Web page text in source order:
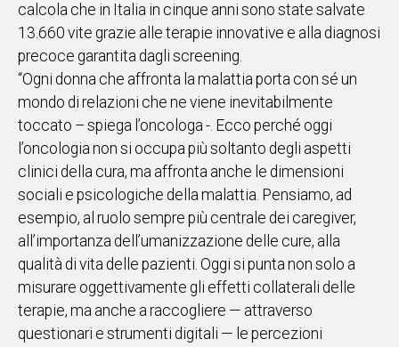
UNISCITI
AL CANALE
WHATSAPP
Social
calcola che in Italia in cinque anni sono state salvate
13.660 vite grazie alle terapie innovative e alla diagnosi
precoce garantita dagli screening.
“Ogni donna che affronta la malattia porta con sé un
mondo di relazioni che ne viene inevitabilmente
toccato – spiega l’oncologa -. Ecco perché oggi
l’oncologia non si occupa più soltanto degli aspetti
clinici della cura, ma affronta anche le dimensioni
sociali e psicologiche della malattia. Pensiamo, ad
esempio, al ruolo sempre più centrale dei caregiver,
all’importanza dell’umanizzazione delle cure, alla
qualità di vita delle pazienti. Oggi si punta non solo a
misurare oggettivamente gli effetti collaterali delle
terapie, ma anche a raccogliere — attraverso
questionari e strumenti digitali — le percezioni